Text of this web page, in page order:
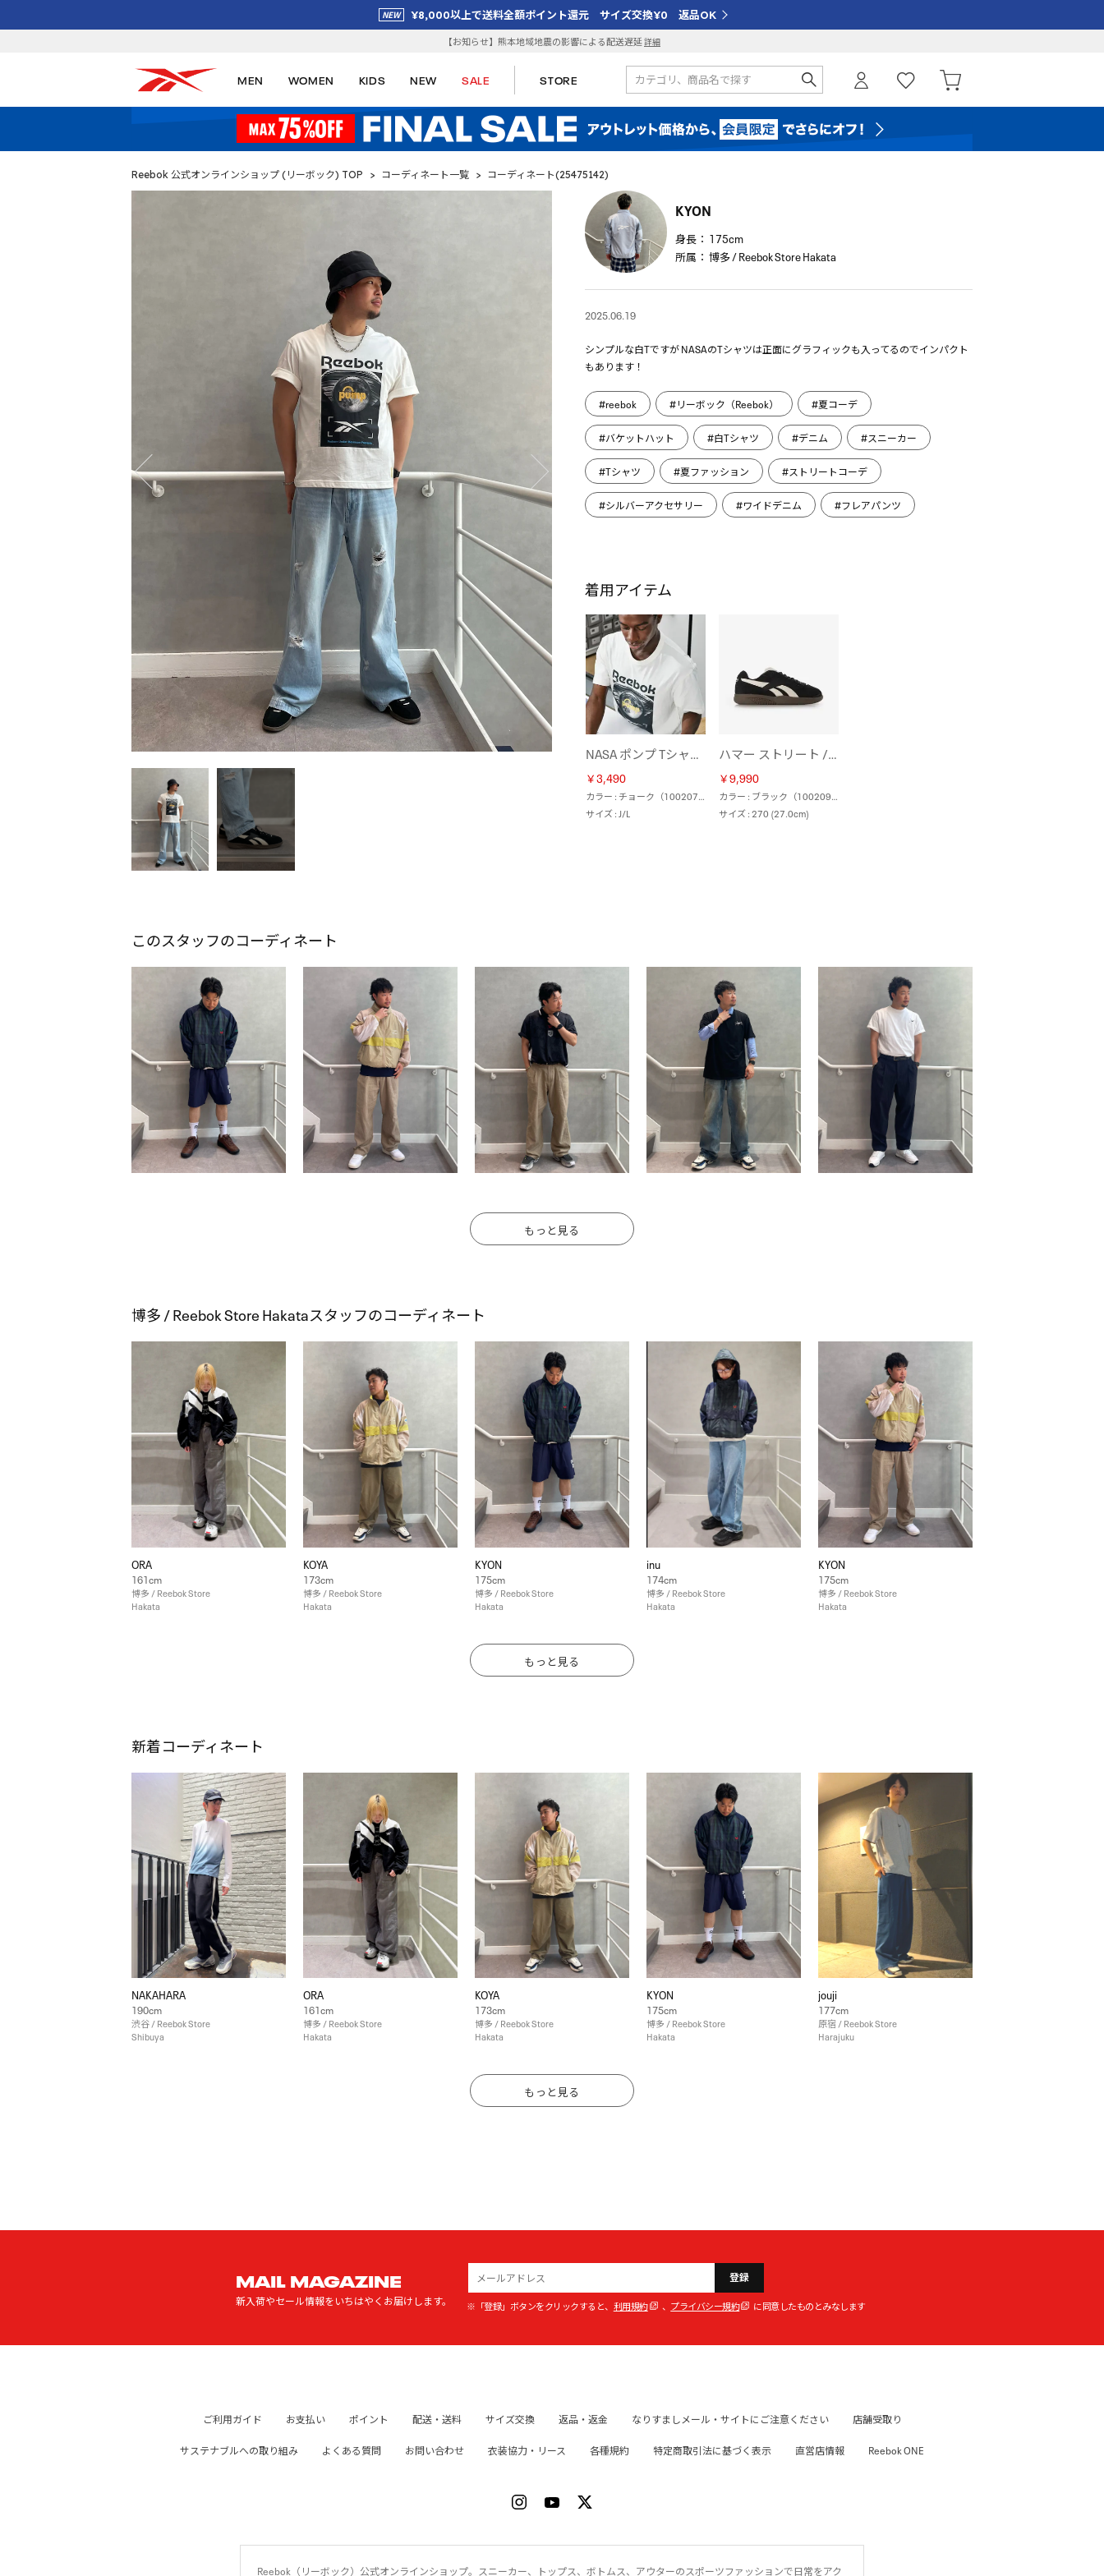
¥8,000以上で送料全額ポイント還元 サイズ交換¥0 返品OK
【お知らせ】熊本地域地震の影響による配送遅延詳細
MEN WOMEN KIDS NEW SALE STORE
Reebok 公式オンラインショップ (リーボック) TOP > コーディネート一覧 > コーディネート(25475142)
KYON
身長： 175cm
所属： 博多 / Reebok Store Hakata
2025.06.19
シンプルな白Tですが NASAのTシャツは正面にグラフィックも入ってるのでインパクト
もあります！
#reebok #リーボック（Reebok） #夏コーデ
#バケットハット #白Tシャツ #デニム #スニーカー
#Tシャツ #夏ファッション #ストリートコーデ
#シルバーアクセサリー #ワイドデニム #フレアパンツ
着用アイテム
NASA ポンプ Tシャツ / NASA TEE 2 （チョーク）
￥3,490
カラー : チョーク（100207598）
サイズ : J/L
ハマー ストリート / HAMMER STREET （ブラック）
￥9,990
カラー : ブラック（100209053）
サイズ : 270 (27.0cm)
このスタッフのコーディネート
もっと見る
博多 / Reebok Store Hakataスタッフのコーディネート
ORA
161cm
博多 / Reebok Store
Hakata
KOYA
173cm
博多 / Reebok Store
Hakata
KYON
175cm
博多 / Reebok Store
Hakata
inu
174cm
博多 / Reebok Store
Hakata
KYON
175cm
博多 / Reebok Store
Hakata
もっと見る
新着コーディネート
NAKAHARA
190cm
渋谷 / Reebok Store
Shibuya
ORA
161cm
博多 / Reebok Store
Hakata
KOYA
173cm
博多 / Reebok Store
Hakata
KYON
175cm
博多 / Reebok Store
Hakata
jouji
177cm
原宿 / Reebok Store
Harajuku
もっと見る
MAIL MAGAZINE
新入荷やセール情報をいちはやくお届けします。
登録
※「登録」ボタンをクリックすると、 利用規約 、 プライバシー規約 に同意したものとみなします
ご利用ガイド お支払い ポイント 配送・送料 サイズ交換 返品・返金 なりすましメール・サイトにご注意ください 店舗受取り
サステナブルへの取り組み よくある質問 お問い合わせ 衣装協力・リース 各種規約 特定商取引法に基づく表示 直営店情報 Reebok ONE
Reebok（リーボック）公式オンラインショップ。スニーカー、トップス、ボトムス、アウターのスポーツファッションで日常をアク